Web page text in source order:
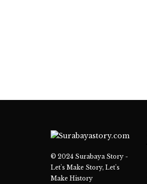
© 2024 Surabaya Story -
Let's Make Story, Let's
Make History